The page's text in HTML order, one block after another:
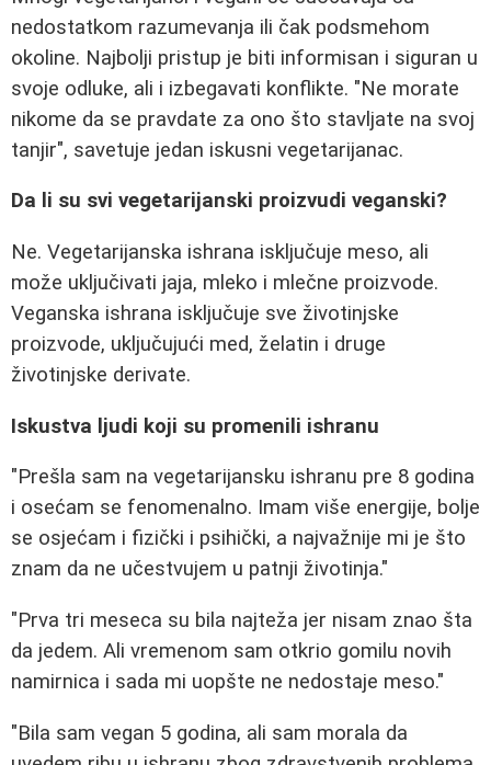
nedostatkom razumevanja ili čak podsmehom
okoline. Najbolji pristup je biti informisan i siguran u
svoje odluke, ali i izbegavati konflikte. "Ne morate
nikome da se pravdate za ono što stavljate na svoj
tanjir", savetuje jedan iskusni vegetarijanac.
Da li su svi vegetarijanski proizvudi veganski?
Ne. Vegetarijanska ishrana isključuje meso, ali
može uključivati jaja, mleko i mlečne proizvode.
Veganska ishrana isključuje sve životinjske
proizvode, uključujući med, želatin i druge
životinjske derivate.
Iskustva ljudi koji su promenili ishranu
"Prešla sam na vegetarijansku ishranu pre 8 godina
i osećam se fenomenalno. Imam više energije, bolje
se osjećam i fizički i psihički, a najvažnije mi je što
znam da ne učestvujem u patnji životinja."
"Prva tri meseca su bila najteža jer nisam znao šta
da jedem. Ali vremenom sam otkrio gomilu novih
namirnica i sada mi uopšte ne nedostaje meso."
"Bila sam vegan 5 godina, ali sam morala da